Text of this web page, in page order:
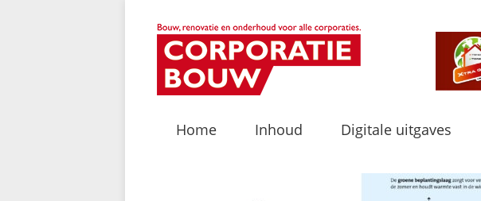
Home Inhoud Digitale uitgaves